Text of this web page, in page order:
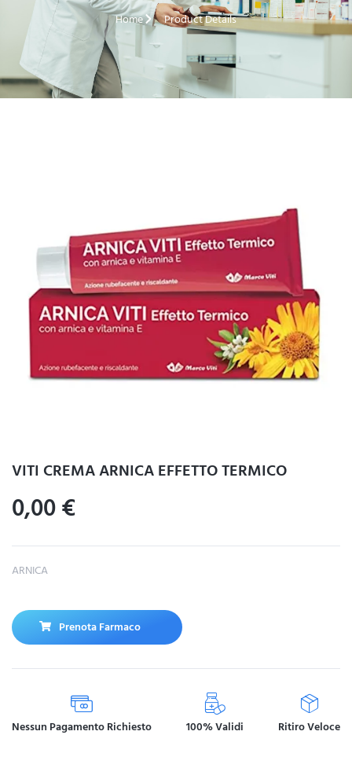
Home Product Details
VITI CREMA ARNICA EFFETTO TERMICO
0,00€
ARNICA
Prenota Farmaco
Nessun Pagamento Richiesto 100% Validi Ritiro Veloce